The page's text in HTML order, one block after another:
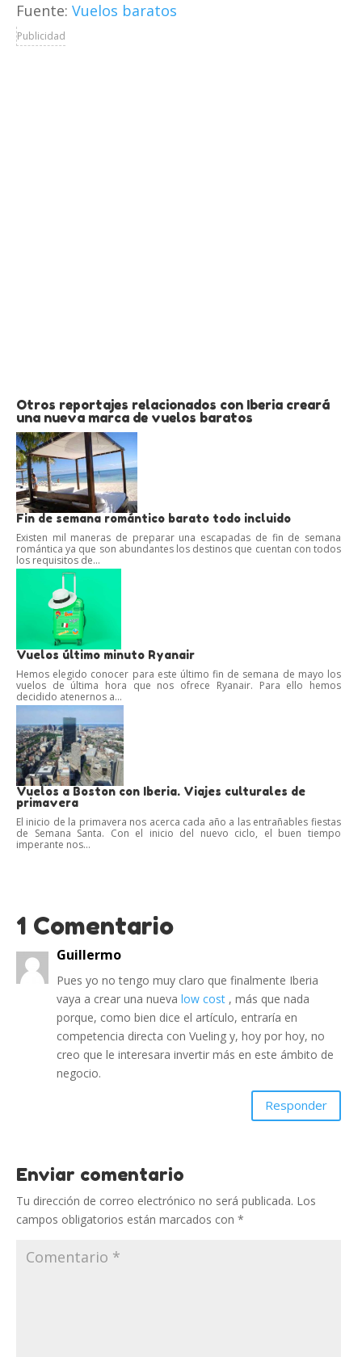
Fuente: Vuelos baratos
Publicidad
Otros reportajes relacionados con Iberia creará
una nueva marca de vuelos baratos
Fin de semana romántico barato todo incluido
Existen mil maneras de preparar una escapadas de fin de semana
romántica ya que son abundantes los destinos que cuentan con todos
los requisitos de...
Vuelos último minuto Ryanair
Hemos elegido conocer para este último fin de semana de mayo los
vuelos de última hora que nos ofrece Ryanair. Para ello hemos
decidido atenernos a...
Vuelos a Boston con Iberia. Viajes culturales de
primavera
El inicio de la primavera nos acerca cada año a las entrañables fiestas
de Semana Santa. Con el inicio del nuevo ciclo, el buen tiempo
imperante nos...
1 Comentario
Guillermo
Pues yo no tengo muy claro que finalmente Iberia
vaya a crear una nueva low cost , más que nada
porque, como bien dice el artículo, entraría en
competencia directa con Vueling y, hoy por hoy, no
creo que le interesara invertir más en este ámbito de
negocio.
Responder
Enviar comentario
Tu dirección de correo electrónico no será publicada. Los
campos obligatorios están marcados con *